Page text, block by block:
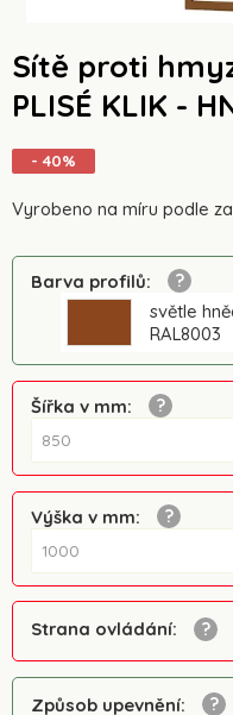
Sítě proti
PLISÉ KLIK -
- 40%
Vyrobeno na míru podle
Barva profilů:
světle
RAL8003
Šířka v mm:
Výška v mm:
Strana ovládání:
Způsob upevnění: